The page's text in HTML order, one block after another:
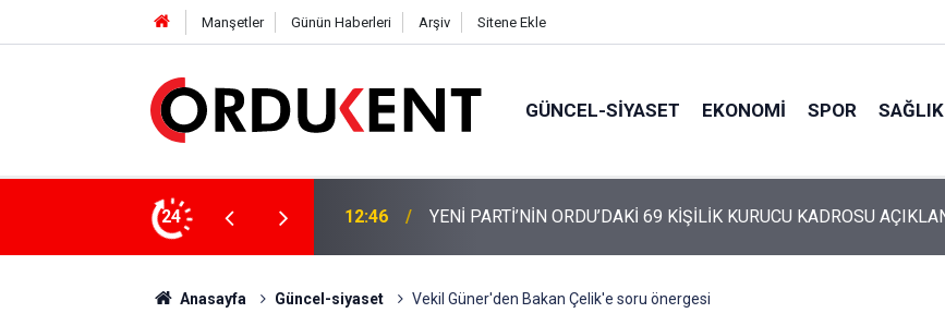
Manşetler Günün Haberleri Arşiv Sitene Ekle
GÜNCEL-SIYASET EKONOMI SPOR SAĞLIK
24
KURUCU KADROSU AÇIKLANDI 12:22 YENİ PARTİ ALTINORDU’DA KURUCU YÖNETİMİNİ AÇIKLADI
Anasayfa Güncel-siyaset Vekil Güner'den Bakan Çelik'e soru önergesi